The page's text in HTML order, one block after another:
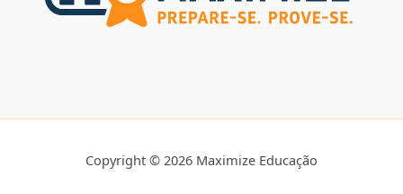
Copyright © 2026 Maximize Educação